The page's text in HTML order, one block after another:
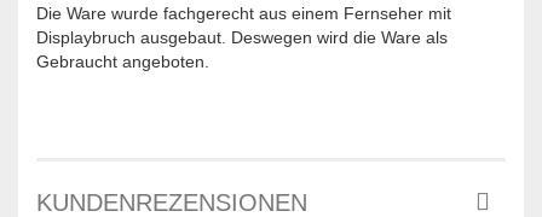
Die Ware wurde fachgerecht aus einem Fernseher mit
Displaybruch ausgebaut. Deswegen wird die Ware als
Gebraucht angeboten.
KUNDENREZENSIONEN